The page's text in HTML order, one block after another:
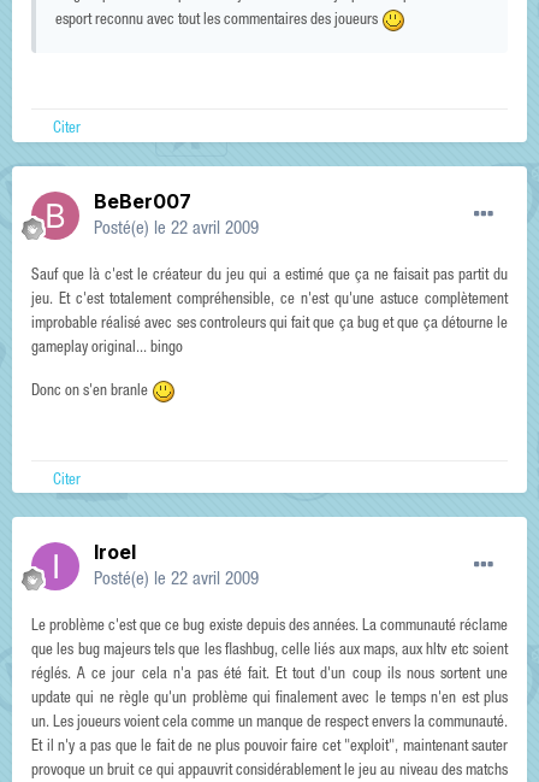
esport reconnu avec tout les commentaires des joueurs
Citer
BeBer007
Posté(e) le 22 avril 2009
Sauf que là c'est le créateur du jeu qui a estimé que ça ne faisait pas partit du
jeu. Et c'est totalement compréhensible, ce n'est qu'une astuce complètement
improbable réalisé avec ses controleurs qui fait que ça bug et que ça détourne le
gameplay original... bingo
Donc on s'en branle
Citer
Iroel
Posté(e) le 22 avril 2009
Le problème c'est que ce bug existe depuis des années. La communauté réclame
que les bug majeurs tels que les flashbug, celle liés aux maps, aux hltv etc soient
réglés. A ce jour cela n'a pas été fait. Et tout d'un coup ils nous sortent une
update qui ne règle qu'un problème qui finalement avec le temps n'en est plus
un. Les joueurs voient cela comme un manque de respect envers la communauté.
Et il n'y a pas que le fait de ne plus pouvoir faire cet "exploit", maintenant sauter
provoque un bruit ce qui appauvrit considérablement le jeu au niveau des matchs